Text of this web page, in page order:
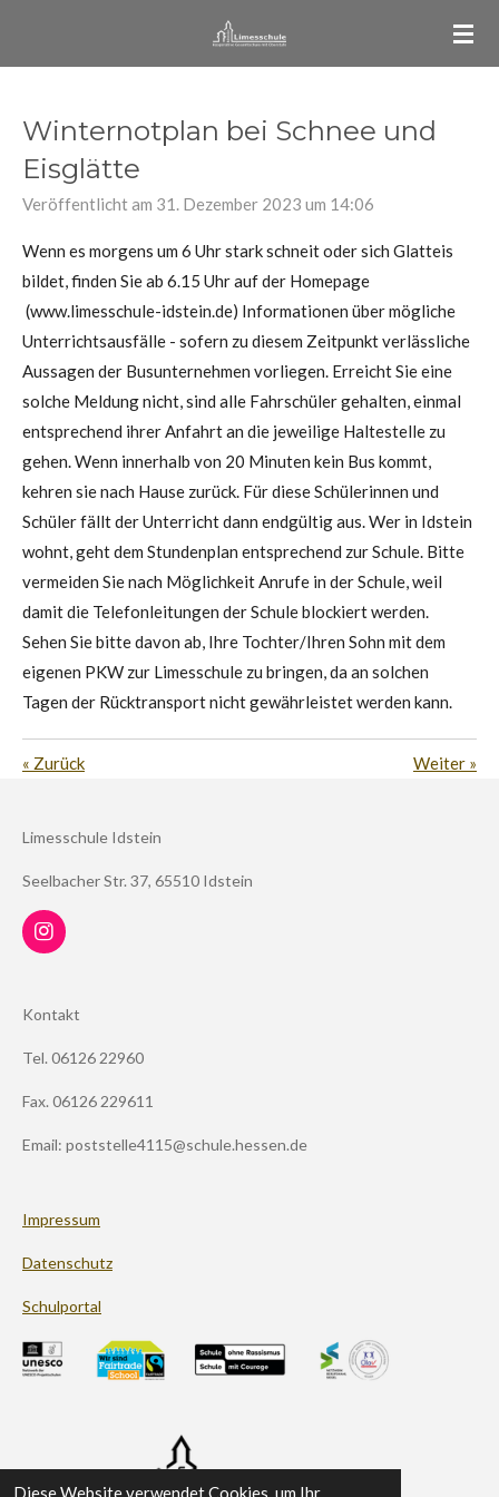
Diese Website verwendet Cookies, um Ihr
Winternotplan bei Schnee und
Eisglätte
Veröffentlicht am 31. Dezember 2023 um 14:06
Wenn es morgens um 6 Uhr stark schneit oder sich Glatteis
bildet, finden Sie ab 6.15 Uhr auf der Homepage
(www.limesschule-idstein.de) Informationen über mögliche
Unterrichtsausfälle - sofern zu diesem Zeitpunkt verlässliche
Aussagen der Busunternehmen vorliegen. Erreicht Sie eine
solche Meldung nicht, sind alle Fahrschüler gehalten, einmal
entsprechend ihrer Anfahrt an die jeweilige Haltestelle zu
gehen. Wenn innerhalb von 20 Minuten kein Bus kommt,
kehren sie nach Hause zurück. Für diese Schülerinnen und
Schüler fällt der Unterricht dann endgültig aus. Wer in Idstein
wohnt, geht dem Stundenplan entsprechend zur Schule. Bitte
vermeiden Sie nach Möglichkeit Anrufe in der Schule, weil
damit die Telefonleitungen der Schule blockiert werden.
Sehen Sie bitte davon ab, Ihre Tochter/Ihren Sohn mit dem
eigenen PKW zur Limesschule zu bringen, da an solchen
Tagen der Rücktransport nicht gewährleistet werden kann.
« Zurück Weiter »
Limesschule Idstein
Seelbacher Str. 37, 65510 Idstein
I
n
a
r
m
Kontakt
Tel. 06126 22960
Fax. 06126 229611
Email: poststelle4115@schule.hessen.de
Impressum
Datenschutz
Schulportal